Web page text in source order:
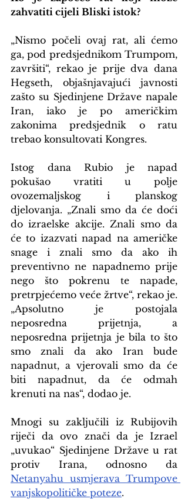
zahvatiti cijeli Bliski istok?
„Nismo počeli ovaj rat, ali ćemo
ga, pod predsjednikom Trumpom,
završiti“, rekao je prije dva dana
Hegseth, objašnjavajući javnosti
zašto su Sjedinjene Države napale
Iran, iako je po američkim
zakonima predsjednik o ratu
trebao konsultovati Kongres.
Istog dana Rubio je napad
pokušao vratiti u polje
ovozemaljskog i planskog
djelovanja. „Znali smo da će doći
do izraelske akcije. Znali smo da
će to izazvati napad na američke
snage i znali smo da ako ih
preventivno ne napadnemo prije
nego što pokrenu te napade,
pretrpjećemo veće žrtve“, rekao je.
„Apsolutno je postojala
neposredna prijetnja, a
neposredna prijetnja je bila to što
smo znali da ako Iran bude
napadnut, a vjerovali smo da će
biti napadnut, da će odmah
krenuti na nas“, dodao je.
Mnogi su zaključili iz Rubijovih
riječi da ovo znači da je Izrael
„uvukao“ Sjedinjene Države u rat
Netanyahu usmjerava Trumpove
vanjskopolitičke poteze.